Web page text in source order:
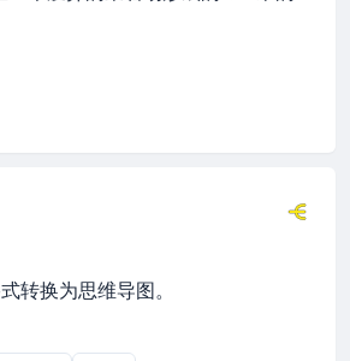
转换为思维导图。